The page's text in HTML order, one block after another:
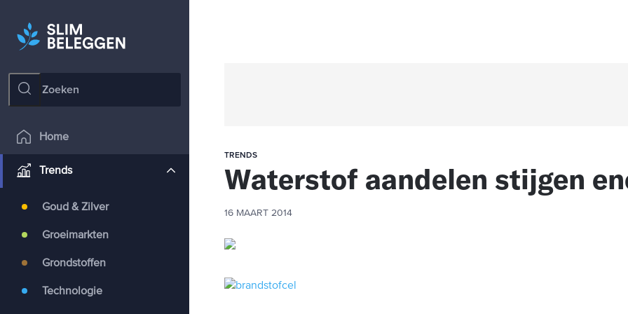
Home
Trends
Goud & Zilver
Groeimarkten
Grondstoffen
Technologie
TRENDS
Waterstof aandelen stijgen
16 MAART 2014